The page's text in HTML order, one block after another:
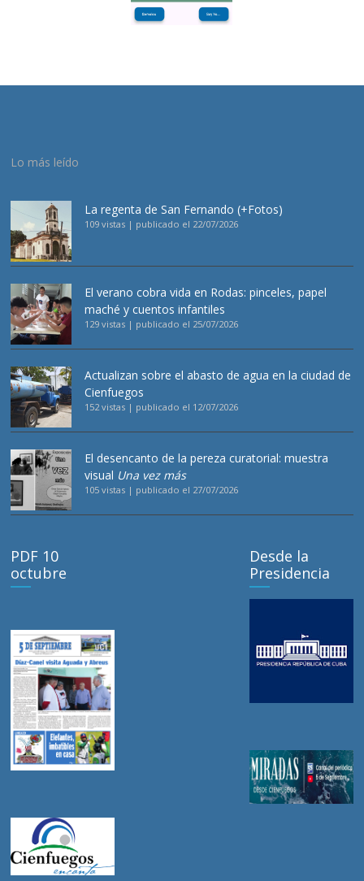
Lo más leído
La regenta de San Fernando (+Fotos)
109 vistas | publicado el 22/07/2026
El verano cobra vida en Rodas: pinceles, papel
maché y cuentos infantiles
129 vistas | publicado el 25/07/2026
Actualizan sobre el abasto de agua en la ciudad de
Cienfuegos
152 vistas | publicado el 12/07/2026
El desencanto de la pereza curatorial: muestra
visual Una vez más
105 vistas | publicado el 27/07/2026
PDF 10
octubre
Desde la
Presidencia